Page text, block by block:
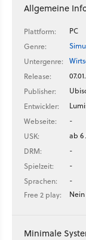
Allgemeine
Plattform:
PC
Genre:
Untergenre:
Release:
Publisher:
Entwickler:
Webseite:
-
USK:
ab 6
DRM:
-
Spielzeit:
-
Sprachen:
-
Free 2 play:
Nein
Minimale